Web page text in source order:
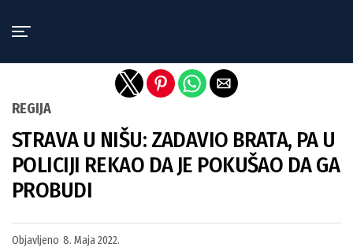
REGIJA
STRAVA U NIŠU: ZADAVIO BRATA, PA U
POLICIJI REKAO DA JE POKUŠAO DA GA
PROBUDI
Objavljeno 8. Maja 2022.